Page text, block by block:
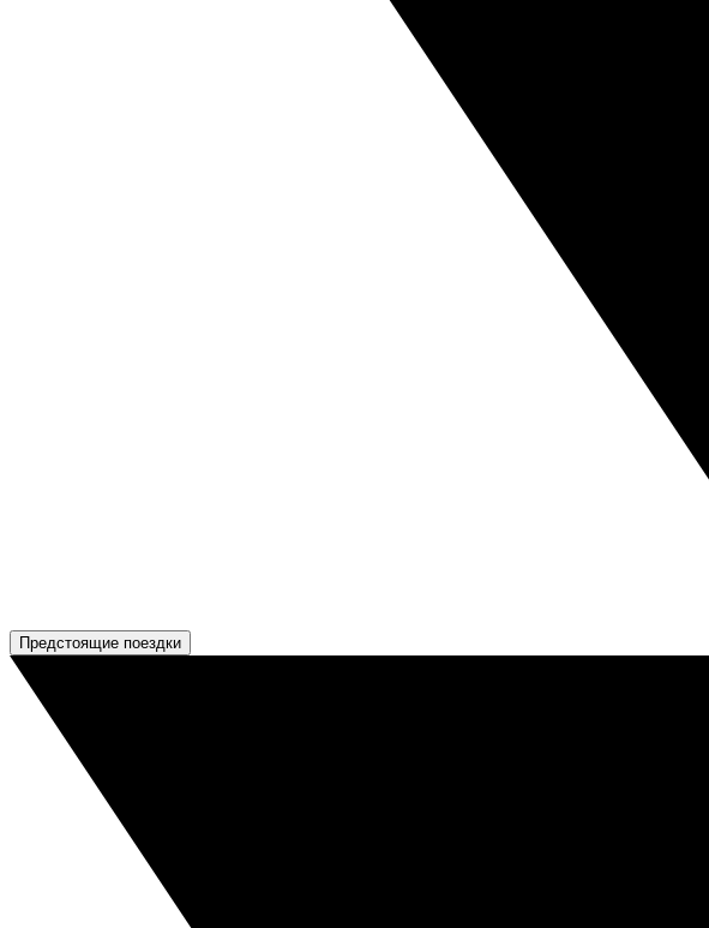
Предстоящие поездки